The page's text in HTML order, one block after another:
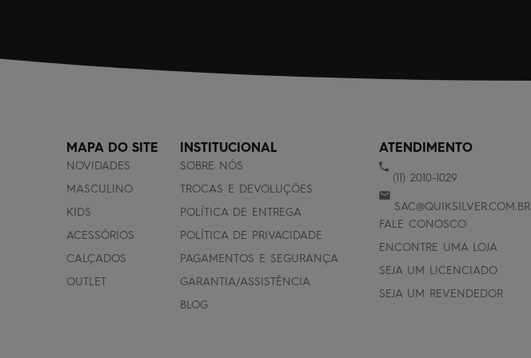
MAPA DO SITE
NOVIDADES
MASCULINO
KIDS
ACESSÓRIOS
CALÇADOS
OUTLET
INSTITUCIONAL
SOBRE NÓS
TROCAS E DEVOLUÇÕES
POLÍTICA DE ENTREGA
POLÍTICA DE PRIVACIDADE
PAGAMENTOS E SEGURANÇA
GARANTIA/ASSISTÊNCIA
BLOG
ATENDIMENTO
(11) 2010-1029
SAC@QUIKSILVER.COM.BR
FALE CONOSCO
ENCONTRE UMA LOJA
SEJA UM LICENCIADO
SEJA UM REVENDEDOR